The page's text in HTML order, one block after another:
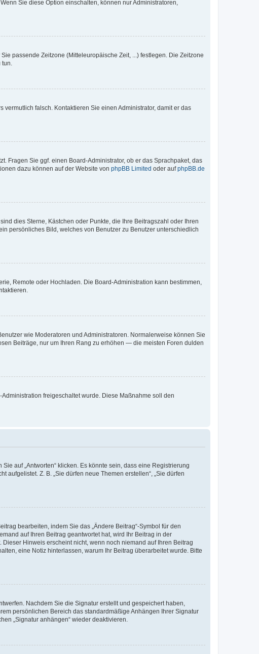
Sie diese Option einschalten, können nur Administratoren,
passende Zeitzone (Mitteleuropäische Zeit, ...) festlegen. Die Zeitzone
falsch. Kontaktieren Sie einen Administrator, damit er das
Fragen Sie ggf. einen Board-Administrator, ob er das Sprachpaket, das
dazu können auf der Website von phpBB Limited oder aufphpBB.de
dies Sterne, Kästchen oder Punkte, die Ihre Beitragszahl oder Ihren
persönliches Bild, welches von Benutzer zu Benutzer unterschiedlich
Remote oder Hochladen. Die Board-Administration kann bestimmen,
wie Moderatoren und Administratoren. Normalerweise können Sie
Beiträge, nur um Ihren Rang zu erhöhen — die meisten Foren dulden
freigeschaltet wurde. Diese Maßnahme soll den
auf „Antworten“ klicken. Es könnte sein, dass eine Registrierung
Z. B. „Sie dürfen neue Themen erstellen“, „Sie dürfen
bearbeiten, indem Sie das „Ändere Beitrag“-Symbol für den
auf Ihren Beitrag geantwortet hat, wird Ihr Beitrag in der
Hinweis erscheint nicht, wenn noch niemand auf Ihren Beitrag
eine Notiz hinterlassen, warum Ihr Beitrag überarbeitet wurde. Bitte
Nachdem Sie die Signatur erstellt und gespeichert haben,
persönlichen Bereich das standardmäßige Anhängen Ihrer Signatur
„Signatur anhängen“ wieder deaktivieren.